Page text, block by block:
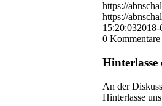
https://
https://
15:20:032018-
0 Kommentare
An der
Hinterlasse